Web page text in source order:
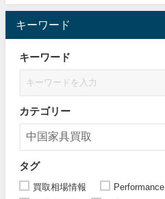
キーワード
キーワード
カテゴリー
タグ
買取相場情報 Performance